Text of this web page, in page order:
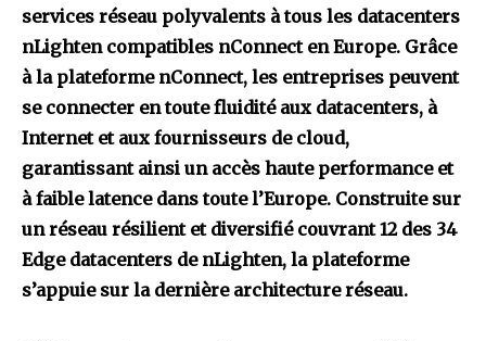
services réseau polyvalents à tous les datacenters
nLighten compatibles nConnect en Europe. Grâce
à la plateforme nConnect, les entreprises peuvent
se connecter en toute fluidité aux datacenters, à
Internet et aux fournisseurs de cloud,
garantissant ainsi un accès haute performance et
à faible latence dans toute l’Europe. Construite sur
un réseau résilient et diversifié couvrant 12 des 34
Edge datacenters de nLighten, la plateforme
s’appuie sur la dernière architecture réseau.